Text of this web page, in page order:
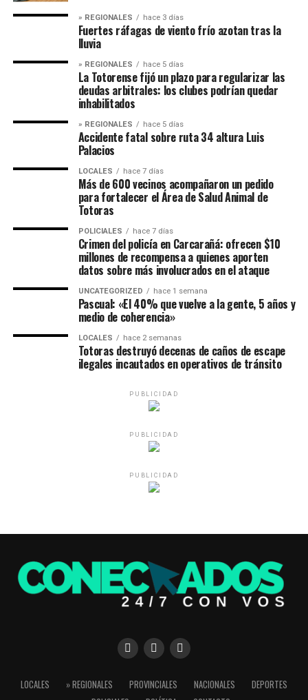
» REGIONALES hace 3 días
Fuertes ráfagas de viento frío azotan tras la
lluvia
» REGIONALES hace 5 días
La Totorense fijó un plazo para regularizar las
deudas arbitrales: los clubes podrían quedar
inhabilitados
» REGIONALES hace 5 días
Accidente fatal sobre ruta 34 altura Luis
Palacios
LOCALES hace 7 días
Más de 600 vecinos acompañaron un pedido
para fortalecer el Área de Salud Animal de
Totoras
POLICIALES hace 7 días
Crimen del policía en Carcarañá: ofrecen $10
millones de recompensa a quienes aporten
datos sobre más involucrados en el ataque
UNCATEGORIZED hace 1 semana
Pascual: «El 40% que vuelve a la gente, 5 años y
medio de coherencia»
LOCALES hace 2 semanas
Totoras destruyó decenas de caños de escape
ilegales incautados en operativos de tránsito
PUBLICIDAD
PUBLICIDAD
PUBLICIDAD
LOCALES » REGIONALES PROVINCIALES NACIONALES
DEPORTES